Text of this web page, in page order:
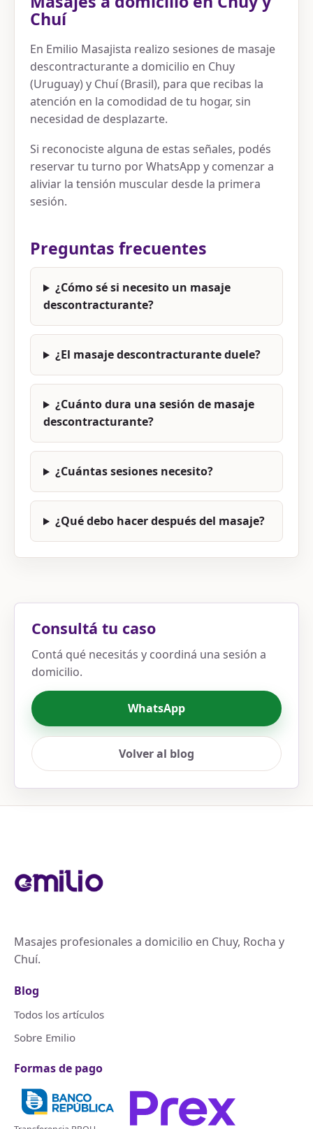
Chuí
En Emilio Masajista realizo sesiones de masaje
descontracturante a domicilio en Chuy
(Uruguay) y Chuí (Brasil), para que recibas la
atención en la comodidad de tu hogar, sin
necesidad de desplazarte.
Si reconociste alguna de estas señales, podés
reservar tu turno por WhatsApp y comenzar a
aliviar la tensión muscular desde la primera
sesión.
Preguntas frecuentes
¿Cómo sé si necesito un masaje
descontracturante?
¿El masaje descontracturante duele?
¿Cuánto dura una sesión de masaje
descontracturante?
¿Cuántas sesiones necesito?
¿Qué debo hacer después del masaje?
Consultá tu caso
Contá qué necesitás y coordiná una sesión a
domicilio.
WhatsApp
Volver al blog
Masajes profesionales a domicilio en Chuy, Rocha y
Chuí.
Blog
Todos los artículos
Sobre Emilio
Formas de pago